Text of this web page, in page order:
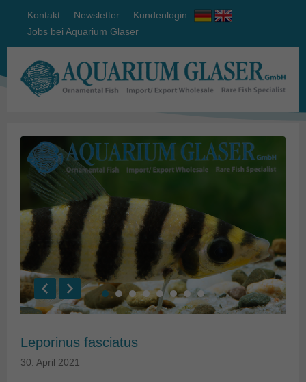
Kontakt Newsletter
Kundenlogin
Jobs bei Aquarium Glaser
Leporinus fasciatus
30. April 2021